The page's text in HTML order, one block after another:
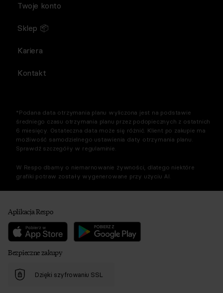
Twoje konto
Sklep 📦
Kariera
Kontakt
*Podana data otrzymania planu wyliczona jest na podstawie
średniego czasu otrzymania planu przez podopiecznych z ostatnich
6 miesięcy. Ostateczna data może się różnić. Klient po zakupie ma
możliwość samodzielnego ustawienia daty otrzymania planu.
Sprawdź szczegóły w regulaminie.
W Respo dbamy o niemarnowanie żywności, dlatego niektóre
grafiki potraw zostały wygenerowane przy użyciu AI.
Aplikacja Respo
Bezpieczne zakupy
Dzięki szyfrowaniu SSL